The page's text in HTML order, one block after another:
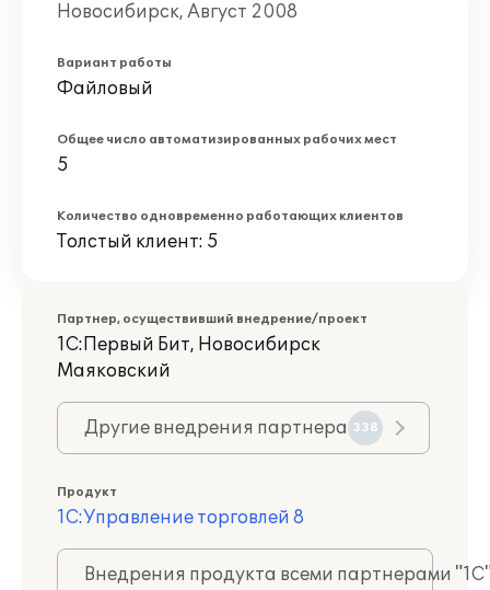
Новосибирск, Август 2008
Вариант работы
Файловый
Общее число автоматизированных рабочих мест
5
Количество одновременно работающих клиентов
Толстый клиент: 5
Партнер, осуществивший внедрение/проект
1С:Первый Бит, Новосибирск
Маяковский
Другие внедрения партнера 338
Продукт
1С:Управление торговлей 8
Внедрения продукта всеми партнерами